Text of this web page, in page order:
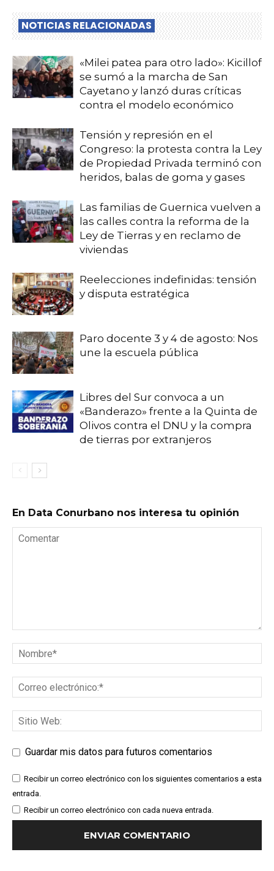
NOTICIAS RELACIONADAS
«Milei patea para otro lado»: Kicillof
se sumó a la marcha de San
Cayetano y lanzó duras críticas
contra el modelo económico
Tensión y represión en el
Congreso: la protesta contra la Ley
de Propiedad Privada terminó con
heridos, balas de goma y gases
Las familias de Guernica vuelven a
las calles contra la reforma de la
Ley de Tierras y en reclamo de
viviendas
Reelecciones indefinidas: tensión
y disputa estratégica
Paro docente 3 y 4 de agosto: Nos
une la escuela pública
Libres del Sur convoca a un
«Banderazo» frente a la Quinta de
Olivos contra el DNU y la compra
de tierras por extranjeros
En Data Conurbano nos interesa tu opinión
Guardar mis datos para futuros comentarios
Recibir un correo electrónico con los siguientes comentarios a esta
entrada.
Recibir un correo electrónico con cada nueva entrada.